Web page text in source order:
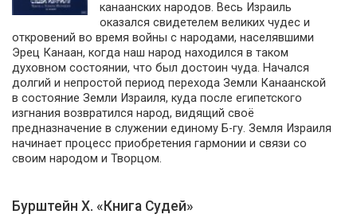
канаанских народов. Весь Израиль
оказался свидетелем великих чудес и
откровений во время войны с народами, населявшими
Эрец Канаан, когда наш народ находился в таком
духовном состоянии, что был достоин чуда. Начался
долгий и непростой период перехода Земли Канаанской
в состояние Земли Израиля, куда после египетского
изгнания возвратился народ, видящий своё
предназначение в служении единому Б-гу. Земля Израиля
начинает процесс приобретения гармонии и связи со
своим народом и Творцом.
Бурштейн Х. «Книга Судей»